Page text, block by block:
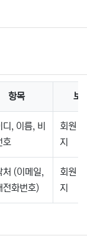
용합니다.
"몰"이 제공하는 서
니다.
제공하는 서비스
, 영업소 소재지 주
를 포함), 전화번호
, 통신판매업 신고
게 알 수 있도록 사이
항목 보
디, 이름, 비
호
회원
지
처 (이메일,
전화번호)
회원
지